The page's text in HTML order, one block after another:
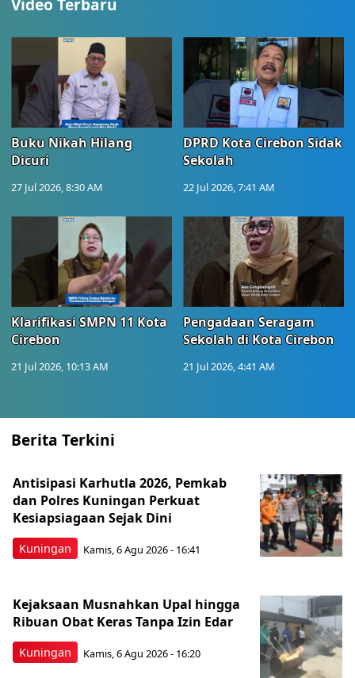
Video Terbaru
Buku Nikah Hilang
Dicuri
27 Jul 2026, 8:30 AM
DPRD Kota Cirebon Sidak
Sekolah
22 Jul 2026, 7:41 AM
Klarifikasi SMPN 11 Kota
Cirebon
21 Jul 2026, 10:13 AM
Pengadaan Seragam
Sekolah di Kota Cirebon
21 Jul 2026, 4:41 AM
Berita Terkini
Kuningan
Antisipasi Karhutla 2026, Pemkab
dan Polres Kuningan Perkuat
Kesiapsiagaan Sejak Dini
Kamis, 6 Agu 2026 - 16:41
Kuningan
Kejaksaan Musnahkan Upal hingga
Ribuan Obat Keras Tanpa Izin Edar
Kamis, 6 Agu 2026 - 16:20